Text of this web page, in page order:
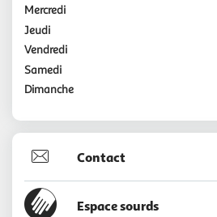
Mercredi
Jeudi
Vendredi
Samedi
Dimanche
Contact
Espace sourds